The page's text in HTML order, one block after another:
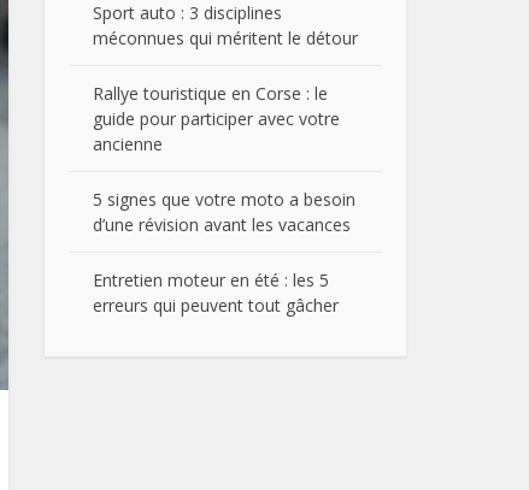
Sport auto : 3 disciplines
méconnues qui méritent le détour
Rallye touristique en Corse : le
guide pour participer avec votre
ancienne
5 signes que votre moto a besoin
d’une révision avant les vacances
Entretien moteur en été : les 5
erreurs qui peuvent tout gâcher